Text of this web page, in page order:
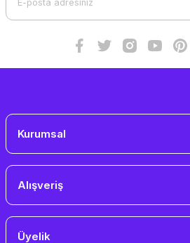
Kurumsal
Alışveriş
Üyelik